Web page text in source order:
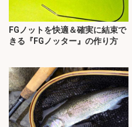
FGノットを快適＆確実に結束で
きる『FGノッター』の作り方